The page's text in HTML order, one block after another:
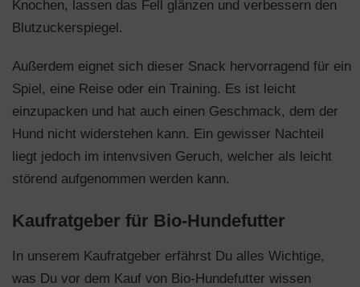
Knochen, lassen das Fell glänzen und verbessern den
Blutzuckerspiegel.
Außerdem eignet sich dieser Snack hervorragend für ein
Spiel, eine Reise oder ein Training. Es ist leicht
einzupacken und hat auch einen Geschmack, dem der
Hund nicht widerstehen kann. Ein gewisser Nachteil
liegt jedoch im intenvsiven Geruch, welcher als leicht
störend aufgenommen werden kann.
Kaufratgeber für Bio-Hundefutter
In unserem Kaufratgeber erfährst Du alles Wichtige,
was Du vor dem Kauf von Bio-Hundefutter wissen